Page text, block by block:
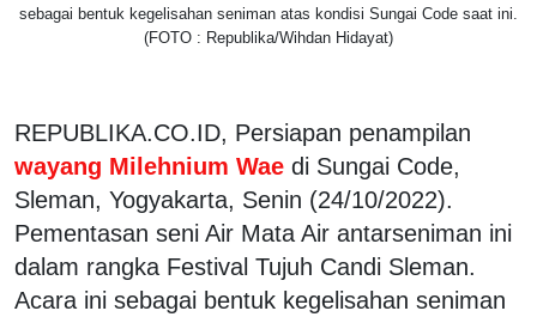
sebagai bentuk kegelisahan seniman atas kondisi Sungai Code saat ini.
(FOTO : Republika/Wihdan Hidayat)
REPUBLIKA.CO.ID, Persiapan penampilan
wayang Milehnium Wae di Sungai Code,
Sleman, Yogyakarta, Senin (24/10/2022).
Pementasan seni Air Mata Air antarseniman ini
dalam rangka Festival Tujuh Candi Sleman.
Acara ini sebagai bentuk kegelisahan seniman